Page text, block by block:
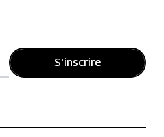
S'inscrire